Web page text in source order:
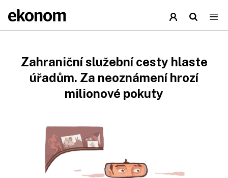
Zahraniční služební cesty hlaste
úřadům. Za neoznámení hrozí
milionové pokuty